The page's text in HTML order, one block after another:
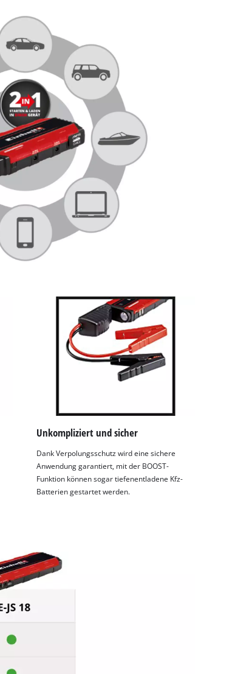
Unkompliziert und sicher
Dank Verpolungsschutz wird eine sichere
Anwendung garantiert, mit der BOOST-
Funktion können sogar tiefenentladene Kfz-
Batterien gestartet werden.